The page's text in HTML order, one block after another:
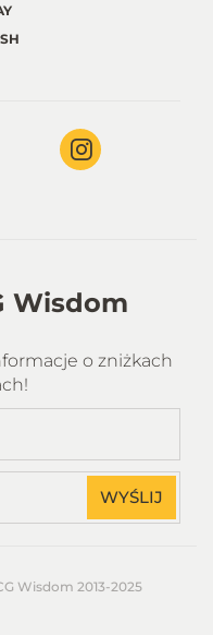
Wisdom
o zniżkach
WYŚLIJ
Wisdom 2013-2025